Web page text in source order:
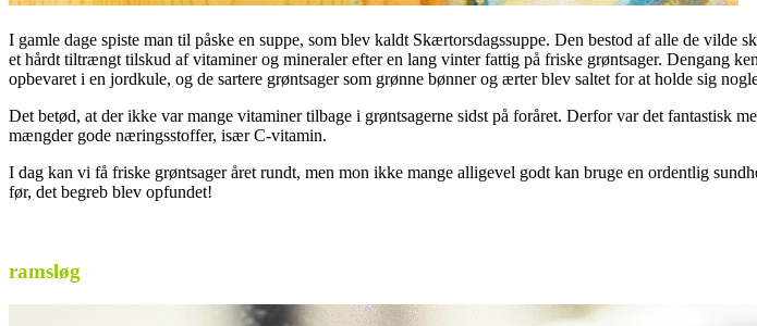
I gamle dage spiste man til påske en suppe, som blev kaldt Skærtorsdagssuppe. Den bestod af alle de
et hårdt tiltrængt tilskud af vitaminer og mineraler efter en lang vinter fattig på friske grøntsager. Dengang
opbevaret i en jordkule, og de sartere grøntsager som grønne bønner og ærter blev saltet for at holde sig
Det betød, at der ikke var mange vitaminer tilbage i grøntsagerne sidst på foråret. Derfor var det fantastisk
mængder gode næringsstoffer, især C-vitamin.
I dag kan vi få friske grøntsager året rundt, men mon ikke mange alligevel godt kan bruge en ordentlig
før, det begreb blev opfundet!
ramsløg